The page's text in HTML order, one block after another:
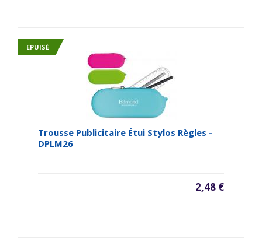
EPUISÉ
Trousse Publicitaire Étui Stylos Règles -
DPLM26
2,48 €